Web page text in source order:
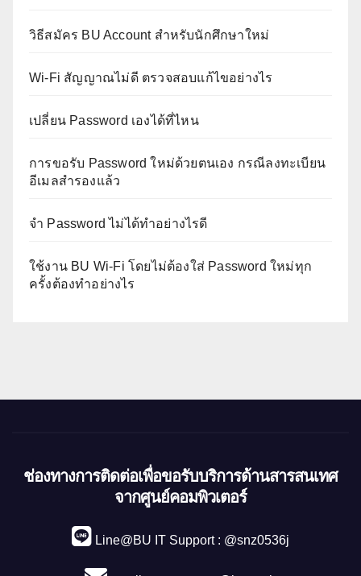
วิธีสมัคร BU Account สำหรับนักศึกษาใหม่
Wi-Fi สัญญาณไม่ดี ตรวจสอบแก้ไขอย่างไร
เปลี่ยน Password เองได้ที่ไหน
การขอรับ Password ใหม่ด้วยตนเอง กรณีลงทะเบียน
อีเมลสำรองแล้ว
จำ Password ไม่ได้ทำอย่างไรดี
ใช้งาน BU Wi-Fi โดยไม่ต้องใส่ Password ใหม่ทุก
ครั้งต้องทำอย่างไร
ช่องทางการติดต่อเพื่อขอรับบริการด้านสารสนเทศ
จากศูนย์คอมพิวเตอร์
Line@BU IT Support : @snz0536j